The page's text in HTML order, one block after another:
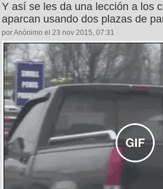
Y así se les da una lección a los
aparcan usando dos plazas de
por Anónimo el 23 nov 2015, 07:31